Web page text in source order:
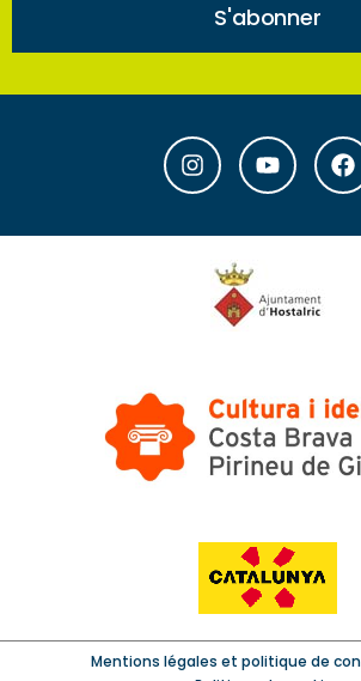
S'abonner
Mentions légales et politique de